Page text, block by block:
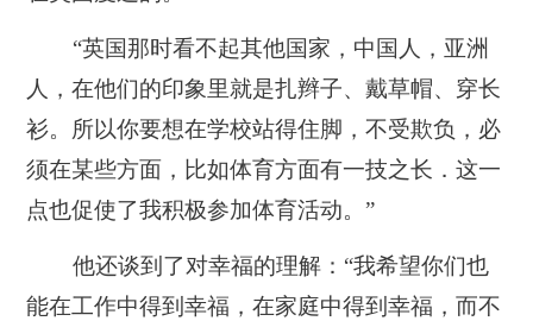
“英国那时看不起其他国家，中国人，亚洲
人，在他们的印象里就是扎辫子、戴草帽、穿长
衫。所以你要想在学校站得住脚，不受欺负，必
须在某些方面，比如体育方面有一技之长．这一
点也促使了我积极参加体育活动。”
他还谈到了对幸福的理解：“我希望你们也
能在工作中得到幸福，在家庭中得到幸福，而不